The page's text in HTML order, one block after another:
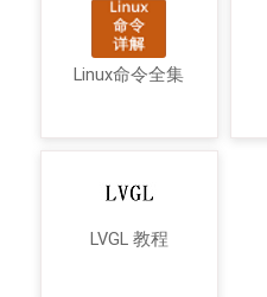
Linux命令全集
LVGL 教程